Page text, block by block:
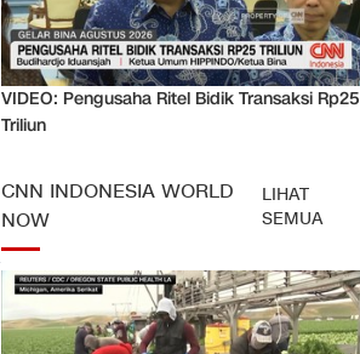
VIDEO: Pengusaha Ritel Bidik Transaksi Rp25
Triliun
CNN INDONESIA WORLD
NOW
LIHAT
SEMUA